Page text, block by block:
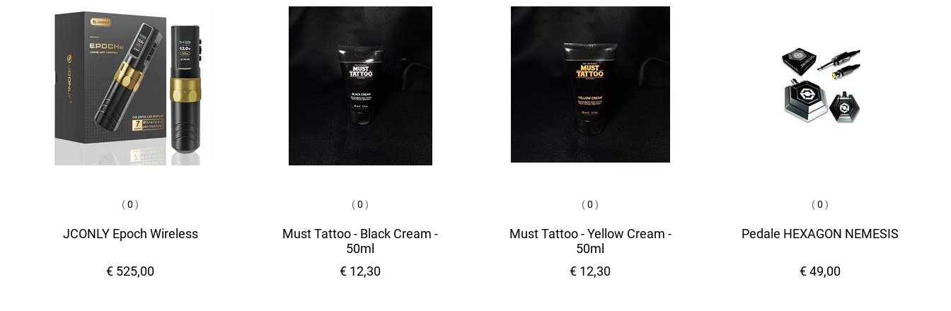
(0 )
JCONLY Epoch Wireless
€ 525,00
(0 )
Must Tattoo - Black Cream -
50ml
€ 12,30
(0 )
Must Tattoo - Yellow Cream -
50ml
€ 12,30
(0 )
Pedale HEXAGON NEMESIS
€ 49,00